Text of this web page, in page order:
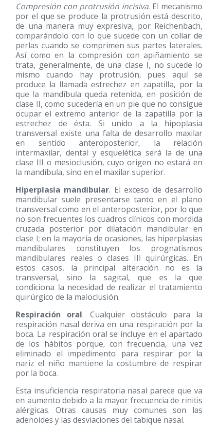
Compresión con protrusión incisiva. El mecanismo
por el que se produce la protrusión está descrito,
de una manera muy expresiva, por Reichenbach,
comparándolo con lo que sucede con un collar de
perlas cuando se comprimen sus partes laterales.
Así como en la compresión con apiñamiento se
trata, generalmente, de una clase I, no sucede lo
mismo cuando hay protrusión, pues aquí se
produce la llamada estrechez en zapatilla, por la
que la mandíbula queda retenida, en posición de
clase II, como sucedería en un pie que no consigue
ocupar el extremo anterior de la zapatilla por la
estrechez de ésta. Si unido a la hipoplasia
transversal existe una falta de desarrollo maxilar
en sentido anteroposterior, la relación
intermaxilar, dental y esquelética será la de una
clase III o mesioclusión, cuyo origen no estará en
la mandíbula, sino en el maxilar superior.
Hiperplasia mandibular. El exceso de desarrollo
mandibular suele presentarse tanto en el plano
transversal como en el anteroposterior, por lo que
no son frecuentes los cuadros clínicos con mordida
cruzada posterior por dilatación mandibular en
clase I; en la mayoría de ocasiones, las hiperplasias
mandibulares constituyen los prognatismos
mandibulares reales o clases III quirúrgicas. En
estos casos, la principal alteración no es la
transversal, sino la sagital, que es la que
condiciona la necesidad de realizar el tratamiento
quirúrgico de la maloclusión.
Respiración oral. Cualquier obstáculo para la
respiración nasal deriva en una respiración por la
boca. La respiración oral se incluye en el apartado
de los hábitos porque, con frecuencia, una vez
eliminado el impedimento para respirar por la
nariz el niño mantiene la costumbre de respirar
por la boca.
Esta insuficiencia respiratoria nasal parece que va
en aumento debido a la mayor frecuencia de rinitis
alérgicas. Otras causas muy comunes son las
adenoides y las desviaciones del tabique nasal.